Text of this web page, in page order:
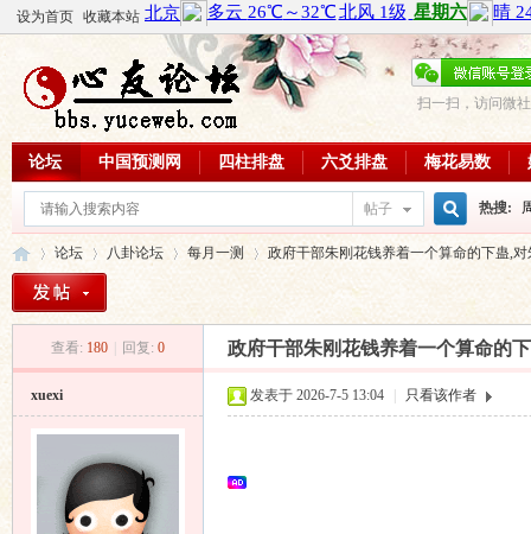
设为首页 收藏本站
扫一扫，访问微
论坛 中国预测网 四柱排盘 六爻排盘 梅花易数
帖子
搜
索
热搜:
周易教
每日一
论坛 八卦论坛
›
每月一测
›
政府干部朱刚花钱养着一个算命的下蛊,
查看: 180 回复: 0 政府干部朱刚花钱养着一个算命的
xuexi 发表于 2026-7-5 13:04 只看该作者